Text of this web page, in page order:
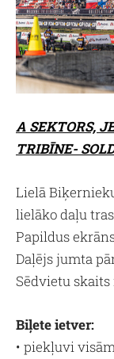
A SEKTORS,
TRIBĪNE-
Lielā
lielāko daļu
Papildus
Daļējs jumta
Sēdvietu
Biļete ietver:
• piekļuvi